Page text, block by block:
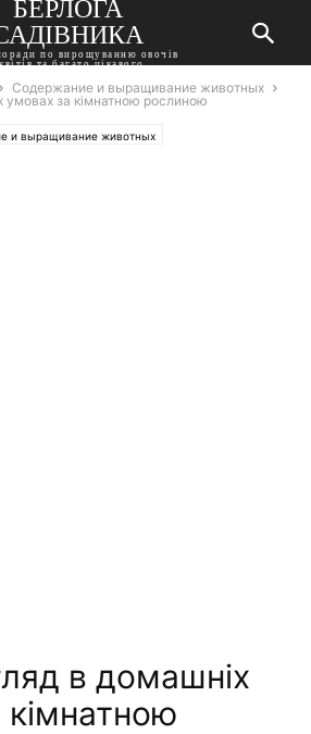
БЕРЛОГА
по вирощуванню овочів
та багато цікавого
Содержание и выращивание животных
умовах за кімнатною рослиною
и выращивание животных
в домашніх